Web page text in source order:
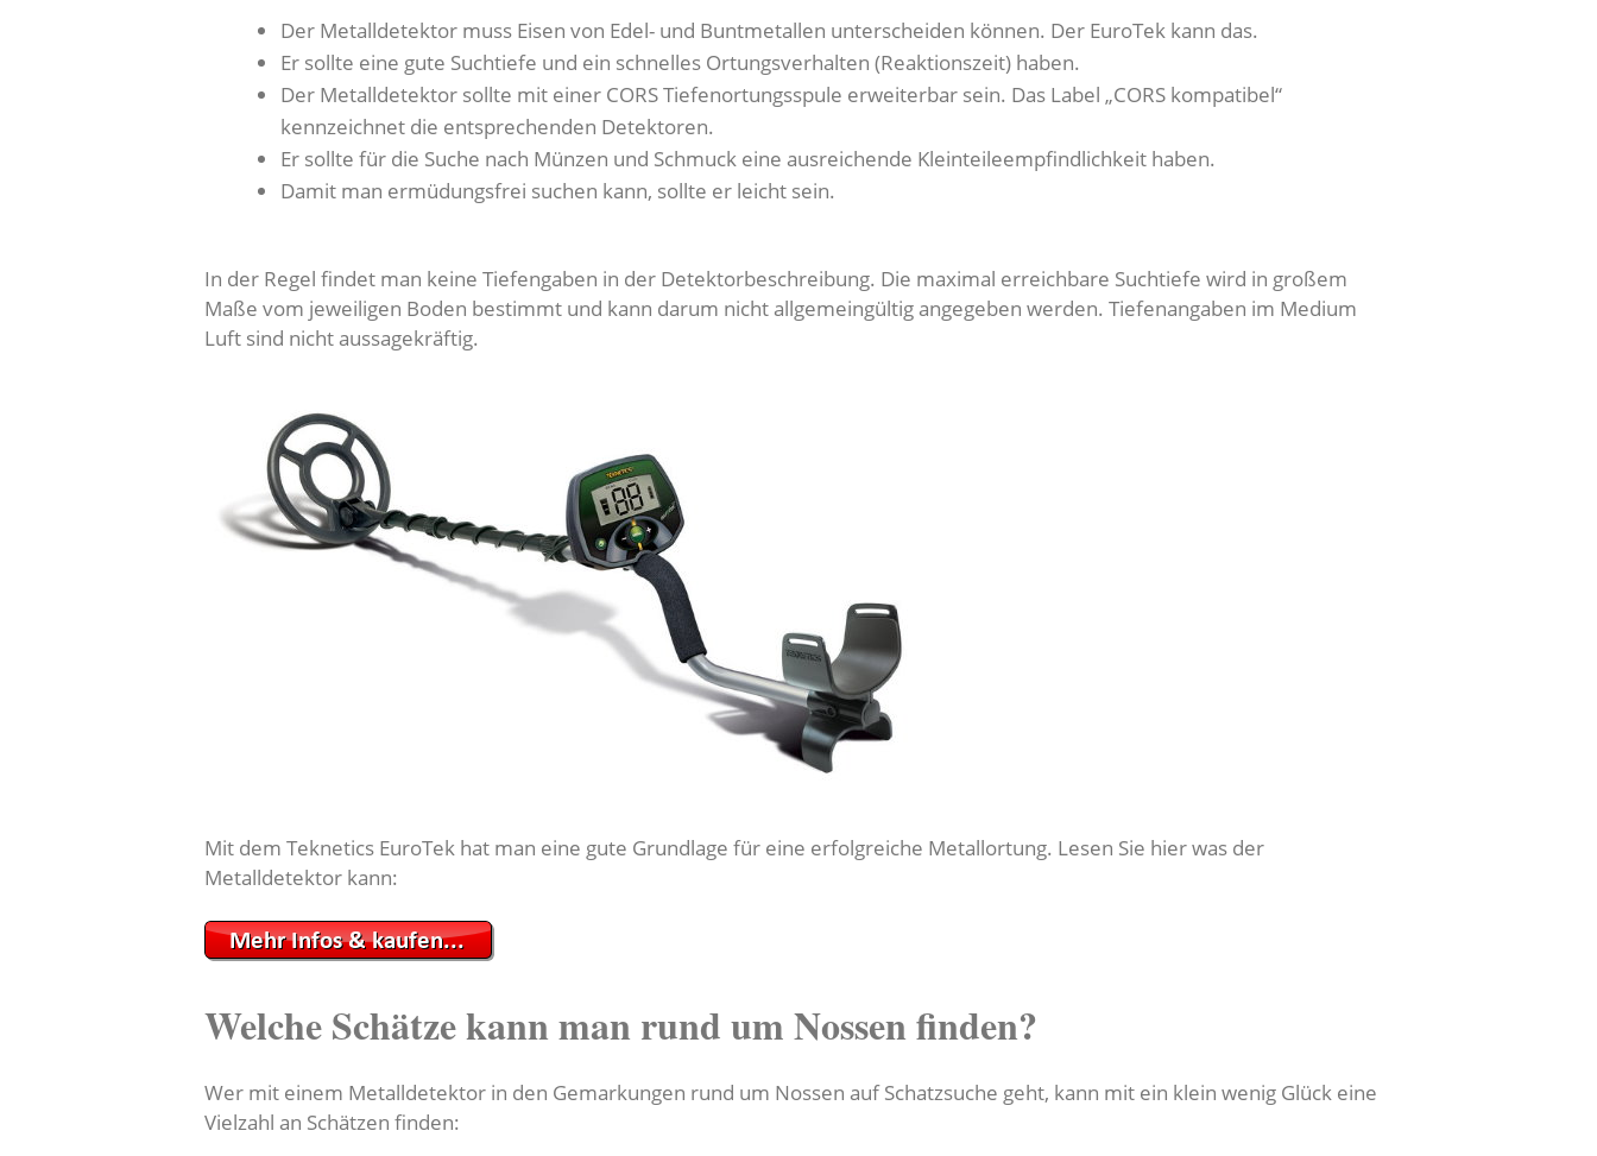
Der Metalldetektor muss Eisen von Edel- und Buntmetallen unterscheiden können. Der EuroTek kann das.
Er sollte eine gute Suchtiefe und ein schnelles Ortungsverhalten (Reaktionszeit) haben.
Der Metalldetektor sollte mit einer CORS Tiefenortungsspule erweiterbar sein. Das Label „CORS kompatibel“
kennzeichnet die entsprechenden Detektoren.
Er sollte für die Suche nach Münzen und Schmuck eine ausreichende Kleinteileempfindlichkeit haben.
Damit man ermüdungsfrei suchen kann, sollte er leicht sein.
In der Regel findet man keine Tiefengaben in der Detektorbeschreibung. Die maximal erreichbare Suchtiefe wird in großem
Maße vom jeweiligen Boden bestimmt und kann darum nicht allgemeingültig angegeben werden. Tiefenangaben im Medium
Luft sind nicht aussagekräftig.
Mit dem Teknetics EuroTek hat man eine gute Grundlage für eine erfolgreiche Metallortung. Lesen Sie hier was der
Metalldetektor kann:
Welche Schätze kann man rund um Nossen finden?
Wer mit einem Metalldetektor in den Gemarkungen rund um Nossen auf Schatzsuche geht, kann mit ein klein wenig Glück eine
Vielzahl an Schätzen finden: